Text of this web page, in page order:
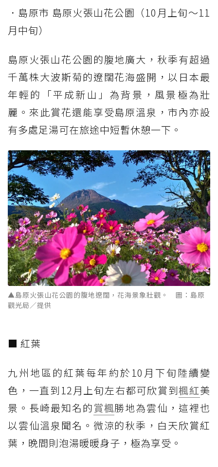
．島原市 島原火張山花公園（10月上旬～11
月中旬）
島原火張山花公園的腹地廣大，秋季有超過
千萬株大波斯菊的遼闊花海盛開，以日本最
年輕的「平成新山」為背景，風景極為壯
麗。來此賞花還能享受島原溫泉，市內亦設
有多處足湯可在旅途中短暫休憩一下。
▲島原火張山花公園的腹地遼闊，花海景象壯觀。 圖：島原
觀光局／提供
■ 紅葉
九州地區的紅葉每年約於10月下旬陸續變
色，一直到12月上旬左右都可欣賞到楓紅美
景。長崎最知名的賞楓勝地為雲仙，這裡也
以雲仙溫泉聞名。微涼的秋季，白天欣賞紅
葉，晚間則泡湯暖暖身子，極為享受。